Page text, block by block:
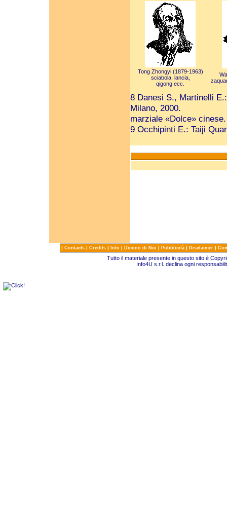
Tong Zhongyi (1879-1963)
sciabola, lancia,
qigong ecc.
8 Danesi S., Martinelli
Milano, 2000.
marziale «Dolce»
9 Occhipinti E.: Taiji
| Contacts | Credits | Info | Dicono di Noi | Pubblicità | Disclaimer |
Tutto il materiale presente in questo sito è
Info4U s.r.l. declina ogni